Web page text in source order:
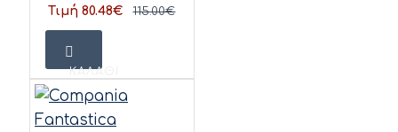
Τιμή 80.48€ 115.00€
ΚΑΛΆΘΙ